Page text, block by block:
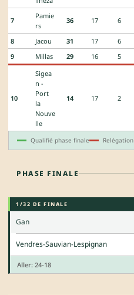
7
Pamie
rs
36 17 6
8 Jacou 31 17 6
9
Millas 29 16 5
10
Sigea
n -
Port
la
Nouve
lle
14 17 2
Qualifié phase finale Relégation
PHASE FINALE
1/32 DE FINALE
Gan
Vendres-Sauvian-Lespignan
Aller: 24-18